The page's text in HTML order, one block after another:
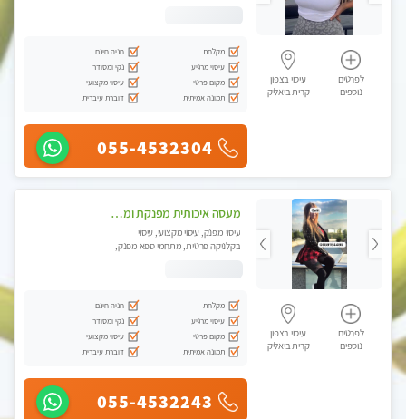
לפרטים
נוספים
עיסוי בצפון
קרית ביאליק
מקלחת
חניה חינם
עיסוי מרגיע
נקי ומסודר
מקום פרטי
עיסוי מקצועי
תמונה אמיתית
דוברת עיברית
055-4532304
לפרטים
נוספים
עיסוי בצפון
קרית ביאליק
מעסה איכותית מפנקת ומקצועית עיסוי חלומי ..... בקריות
עיסוי מפנק, עיסוי מקצועי, עיסוי
בקלניקה פרטית, מתחמי ספא מפנק,
מקלחת
חניה חינם
עיסוי מרגיע
נקי ומסודר
מקום פרטי
עיסוי מקצועי
תמונה אמיתית
דוברת עיברית
055-4532243